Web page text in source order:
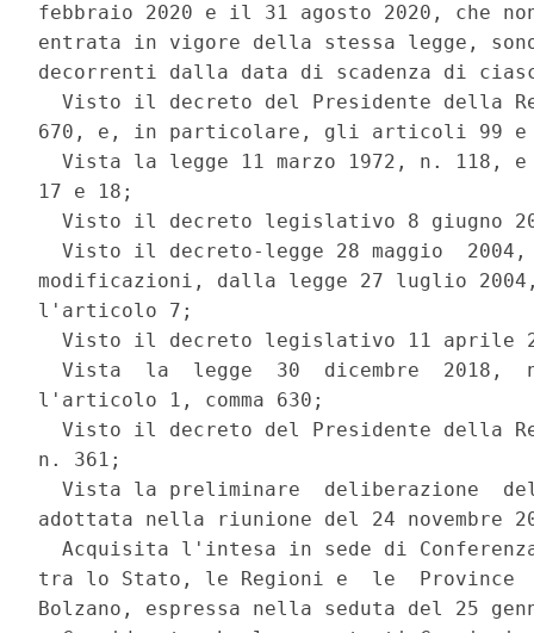
febbraio 2020 e il 31 agosto 2020, che
entrata in vigore della stessa legge,
decorrenti dalla data di scadenza di
Visto il decreto del Presidente della
670, e, in particolare, gli articoli 99 e
Vista la legge 11 marzo 1972, n. 118,
17 e 18;
Visto il decreto legislativo 8 giugno
Visto il decreto-legge 28 maggio
modificazioni, dalla legge 27 luglio
l'articolo 7;
Visto il decreto legislativo 11 aprile
Vista  la  legge  30  dicembre  2018,
l'articolo 1, comma 630;
Visto il decreto del Presidente della
n. 361;
Vista la preliminare  deliberazione
adottata nella riunione del 24 novembre
Acquisita l'intesa in sede di
tra lo Stato, le Regioni e  le  Province
Bolzano, espressa nella seduta del 25